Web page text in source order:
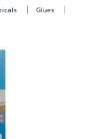
Glues